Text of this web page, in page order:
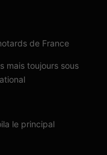
de France
mais toujours sous
le principal